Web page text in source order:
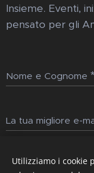
Insieme. Eventi,
pensato per gli
Nome e Cognome
La tua migliore e-
Utilizziamo i cookie